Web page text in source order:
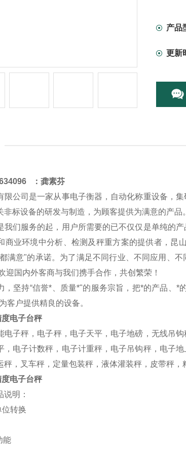
● 软件
产品
更新
：龚素芬
限公司是一家从事电子衡器，自动化称重设备，
非标设备的研发与制造，为顾客提供为满意的产品
我们服务的起，用户所需要的已不仅仅是单纯的
商业环境中分析、检测及秤重方案的提供者，昆
满意"的承诺。为了满足不同行业、不同应用、
迎国内外客商与我们携手合作，共创繁荣！
，坚持“信誉*、质量*"的服务宗旨，把*的产品、
客户提供精良的设备。
电子台秤
电子秤， 电子秤，电子天平，电子地磅，无线吊
，电子计数秤，电子计重秤，电子吊钩秤，电子
秤，叉车秤，定量包装秤，液体灌装秤，皮带秤
电子台秤
说明：
位转换
能